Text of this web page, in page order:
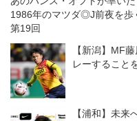
1986年のマツダ◎J前夜を歩
第19回
【新潟】MF
レーすること
【浦和】未来